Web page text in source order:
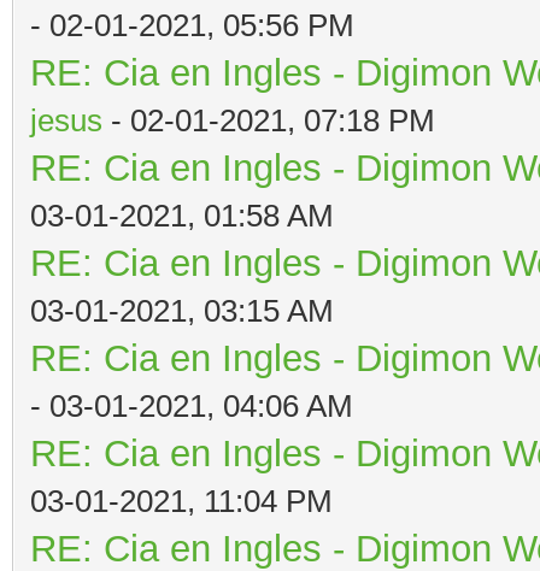
- 02-01-2021, 05:56 PM
RE: Cia en Ingles - Digimon
jesus - 02-01-2021, 07:18 PM
RE: Cia en Ingles - Digimon
03-01-2021, 01:58 AM
RE: Cia en Ingles - Digimon
03-01-2021, 03:15 AM
RE: Cia en Ingles - Digimon
- 03-01-2021, 04:06 AM
RE: Cia en Ingles - Digimon
03-01-2021, 11:04 PM
RE: Cia en Ingles - Digimon